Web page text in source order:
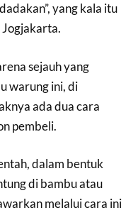
yang kala itu
sejauh yang
warung ini, di
ada dua cara
pembeli.
dalam bentuk
di bambu atau
melalui cara ini